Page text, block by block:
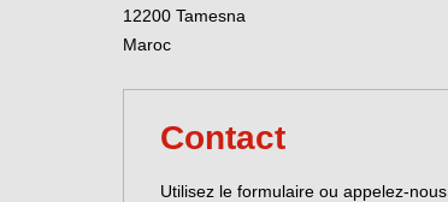
12200 Tamesna
Maroc
Contact
Utilisez le formulaire ou appelez-nous.